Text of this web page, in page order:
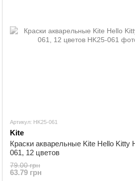
Артикул: HK25-061
Kite
Краски акварельные Kite Hello Kitty
061, 12 цветов
79.00 грн
63.79 грн